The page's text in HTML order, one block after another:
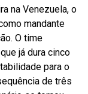
na Venezuela, o
mandante
O time
já dura cinco
para o
de três